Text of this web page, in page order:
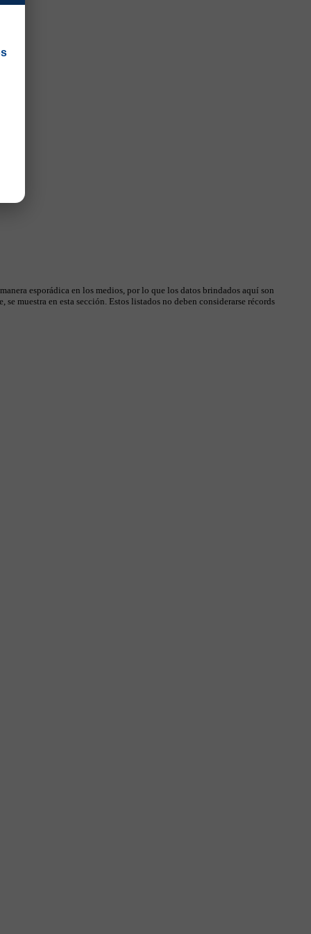
esporádica en los medios, por lo que los datos brindados aquí son
muestra en esta sección. Estos listados no deben considerarse récords